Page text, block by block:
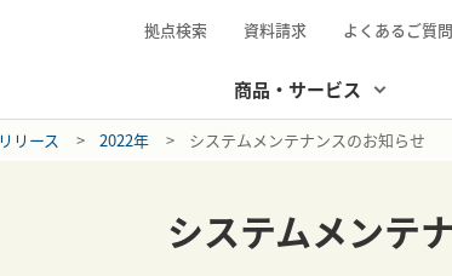
商品・サービス
拠点検索 資料請求 よくあるご質問
リース 2022年 システムメンテナンスのお知らせ
システムメンテ